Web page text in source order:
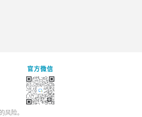
官方微信
风险。